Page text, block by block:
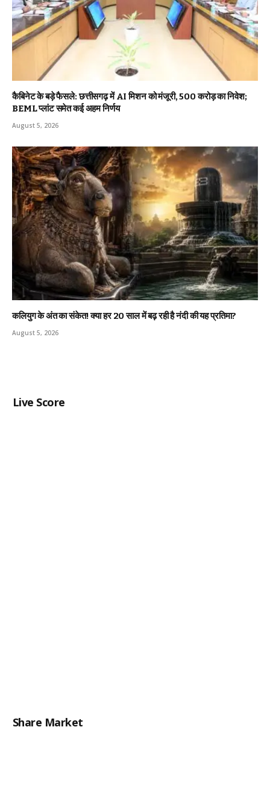
कैबिनेट के बड़े फैसले: छत्तीसगढ़ में AI मिशन को मंजूरी, 500 करोड़ का निवेश;
BEML प्लांट समेत कई अहम निर्णय
August 5, 2026
कलियुग के अंत का संकेत! क्या हर 20 साल में बढ़ रही है नंदी की यह प्रतिमा?
August 5, 2026
Live Score
Share Market